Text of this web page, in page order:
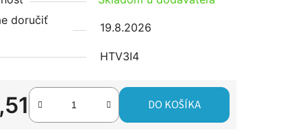
doručiť
19.8.2026
HTV3I4
cena:
DO KOŠÍKA